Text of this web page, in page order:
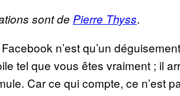
sont de Pierre Thyss.
n’est qu’un
tel que vous êtes vraiment ; il
Car ce qui compte, ce n’est